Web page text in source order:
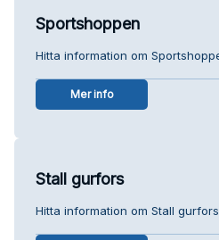
Sportshoppen
Hitta information om
Mer info
Stall gurfors
Hitta information om Stall